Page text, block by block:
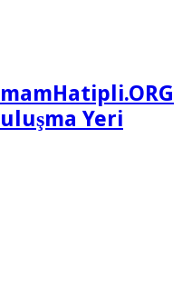
Yeri